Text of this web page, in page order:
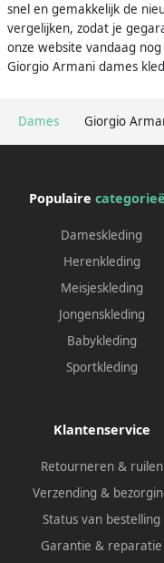
Dames Giorgio
snel en gemakkelijk de
vergelijken, zodat je
onze website vandaag
Giorgio Armani dames
Populaire
Dameskleding
Herenkleding
Meisjeskleding
Jongenskleding
Babykleding
Sportkleding
Klantenservice
Retourneren & ruilen
Verzending &
Status van bestelling
Garantie & reparatie